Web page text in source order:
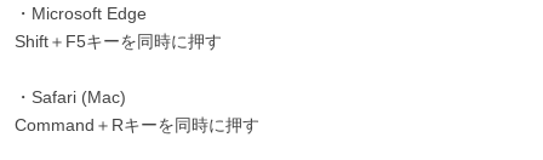
・Microsoft Edge
Shift＋F5キーを同時に押す
・Safari (Mac)
Command＋Rキーを同時に押す